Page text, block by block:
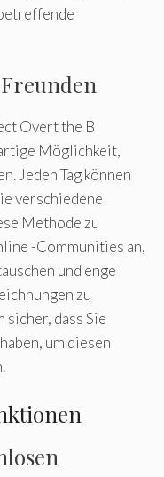
Overt the B
Möglichkeit,
Jeden Tag können
verschiedene
Methode zu
-Communities an,
und enge
zu
sicher, dass Sie
um diesen